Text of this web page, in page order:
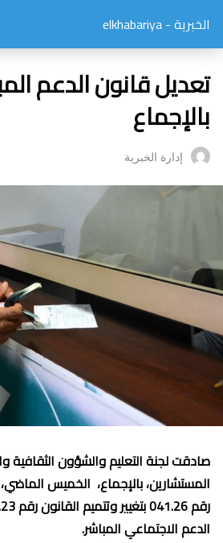
الخبرية - elkhabariya
تعديل قانون الدعم
بالإجماع
إدارة الخبرية
صادقت لجنة التعليم والشؤون الثقافية
المستشارين، بالإجماع، الخميس
الدعم الاجتماعي المباشر.